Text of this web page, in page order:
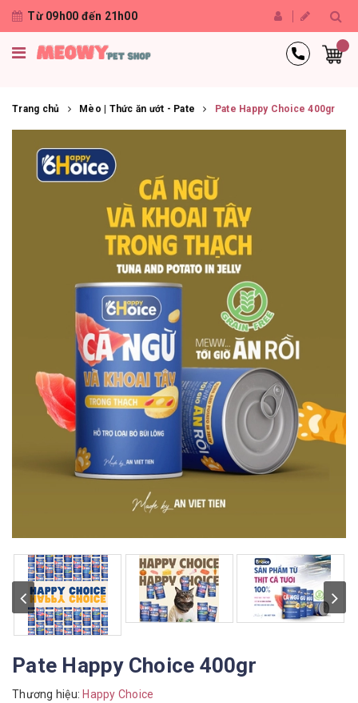
Từ 09h00 đến 21h00
Trang chủ Mèo | Thức ăn ướt - Pate Pate Happy Choice 400gr
Pate Happy Choice 400gr
Thương hiệu: Happy Choice